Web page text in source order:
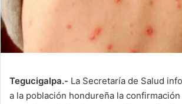
Tegucigalpa.- La Secretaría de Salud
a la población hondureña la confirmación